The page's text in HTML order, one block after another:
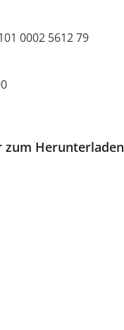
0002 5612 79
Herunterladen